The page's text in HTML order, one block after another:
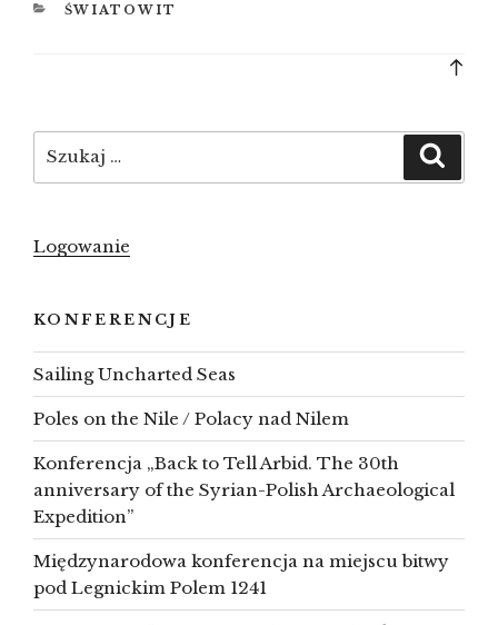
KATEGORIE
ŚWIATOWIT
Logowanie
KONFERENCJE
Sailing Uncharted Seas
Poles on the Nile / Polacy nad Nilem
Konferencja „Back to Tell Arbid. The 30th
anniversary of the Syrian-Polish Archaeological
Expedition”
Międzynarodowa konferencja na miejscu bitwy
pod Legnickim Polem 1241